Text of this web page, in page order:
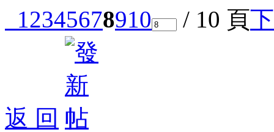
12345678910 / 10 頁
返 回